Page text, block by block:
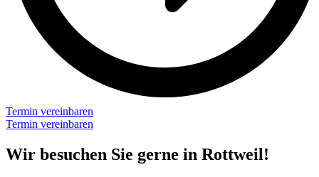
Termin vereinbaren
Termin vereinbaren
Wir besuchen Sie gerne in Rottweil!​